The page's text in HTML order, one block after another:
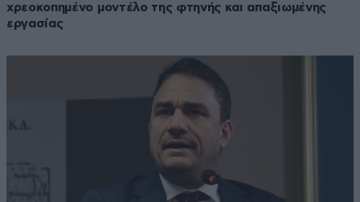
χρεοκοπημένο μοντέλο της φτηνής και απαξιωμένης
εργασίας